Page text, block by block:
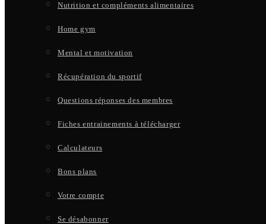
Nutrition et compléments alimentaires
Home gym
Mental et motivation
Récupération du sportif
Questions réponses des membres
Fiches entrainements à télécharger
Calculateurs
Bons plans
Votre compte
Se désabonner